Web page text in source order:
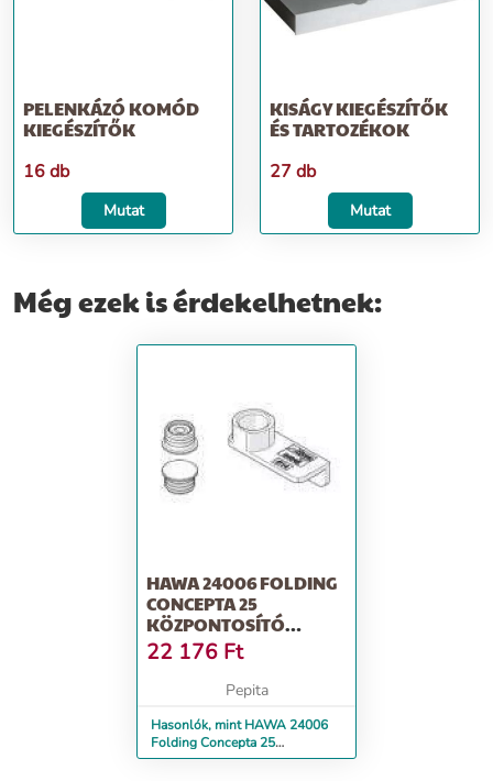
PELENKÁZÓ KOMÓD
KIEGÉSZÍTŐK
16 db
Mutat
KISÁGY KIEGÉSZÍTŐK
ÉS TARTOZÉKOK
27 db
Mutat
Még ezek is érdekelhetnek:
HAWA 24006 FOLDING
CONCEPTA 25
KÖZPONTOSÍTÓ
MÁGNESEK
22 176 Ft
Pepita
Hasonlók, mint HAWA 24006
Folding Concepta 25
központosító mágnesek